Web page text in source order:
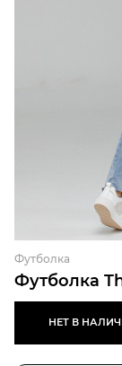
Футболка
Футболка
НЕТ В